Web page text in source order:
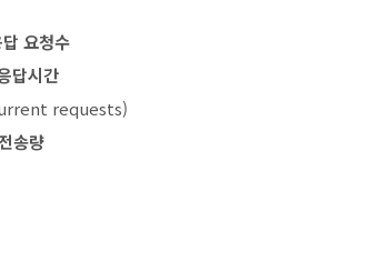
요청수
답시간
requests)
송량